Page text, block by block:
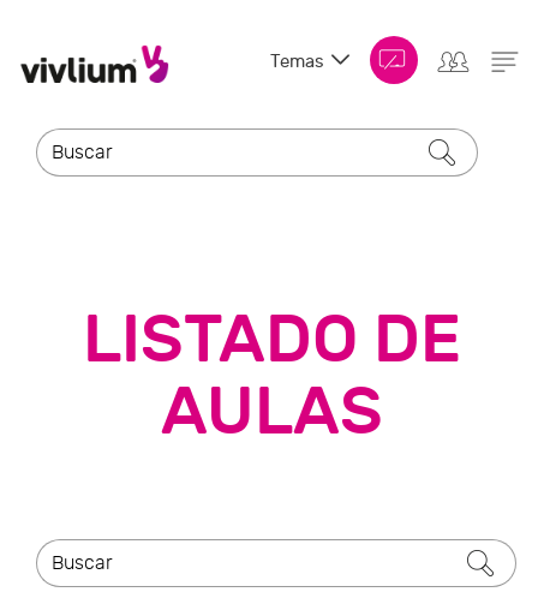
Temas
LISTADO DE
AULAS